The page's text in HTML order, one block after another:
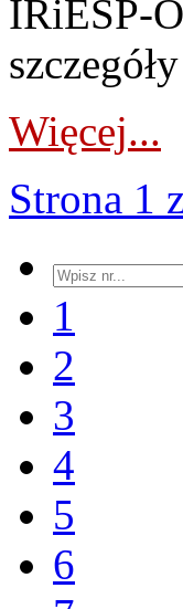
Więcej...
Strona 1
1
2
3
4
5
6